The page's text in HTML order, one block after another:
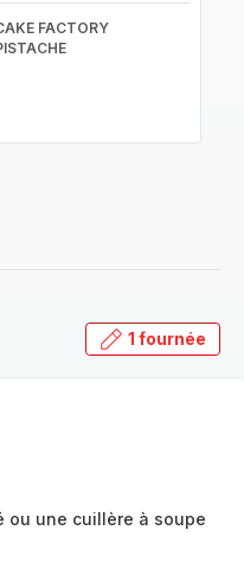
FACTORY
1 fournée
ou une cuillère à soupe